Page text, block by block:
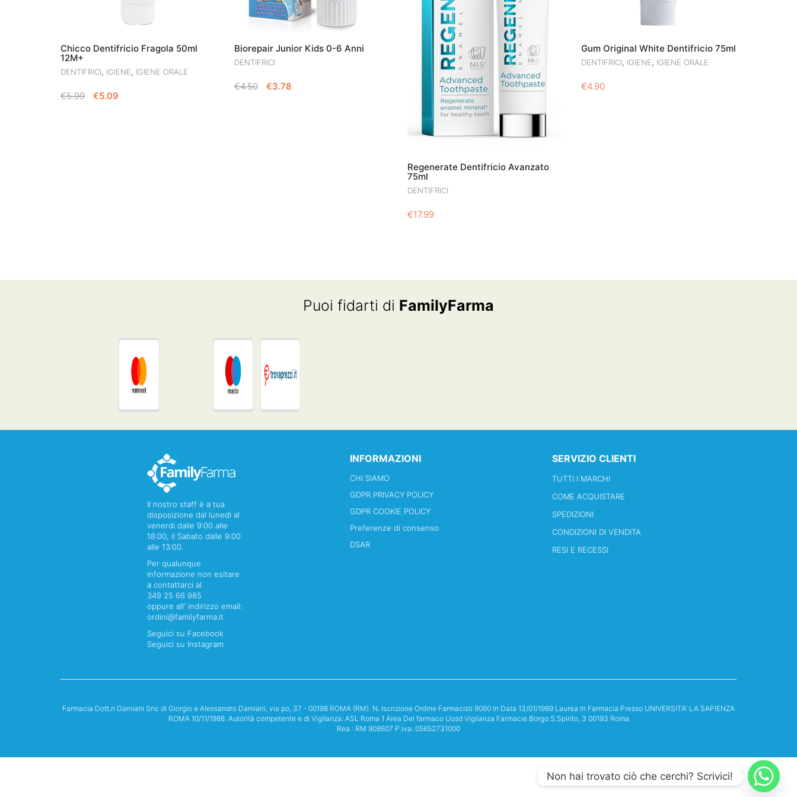
Chicco Dentifricio Fragola 50ml
12M+
DENTIFRICI, IGIENE, IGIENE ORALE
€5.99
IL
€5.09
Biorepair Junior Kids 0-6 Anni
DENTIFRICI
€4.50
IL
€3.78IL
Regenerate Dentifricio Avanzato
75ml
DENTIFRICI
€17.99
Gum Original White Dentifricio 75ml
DENTIFRICI, IGIENE, IGIENE ORALE
€4.90
Puoi fidarti di FamilyFarma
Il nostro staff è a tua
disposizione dal lunedi al
venerdi dalle 9:00 alle
18:00, il Sabato dalle 9:00
alle 13:00.
Per qualunque
informazione non esitare
a contattarci al
349 25 66 985
oppure all' indirizzo email:
ordini@familyfarma.it
Seguici su Facebook
Seguici su Instagram
INFORMAZIONI
CHI SIAMO
GDPR PRIVACY POLICY
GDPR COOKIE POLICY
Preferenze di consenso
DSAR
SERVIZIO CLIENTI
TUTTI I MARCHI
COME ACQUISTARE
SPEDIZIONI
CONDIZIONI DI VENDITA
RESI E RECESSI
Farmacia Dott.ri Damiani Snc di Giorgio e Alessandro Damiani, via po, 37 - 00198 ROMA (RM). N. Iscrizione Ordine Farmacisti 9060 In Data 13/01/1989 Laurea In Farmacia Presso UNIVERSITA' LA SAPIENZA
ROMA 10/11/1988. Autorità competente e di Vigilanza: ASL Roma 1 Area Del farmaco Uosd Vigilanza Farmacie Borgo S.Spirito, 3 00193 Roma
Rea : RM 908607 P.iva: 05652731000
Non hai trovato ciò che cerchi? Scrivici!